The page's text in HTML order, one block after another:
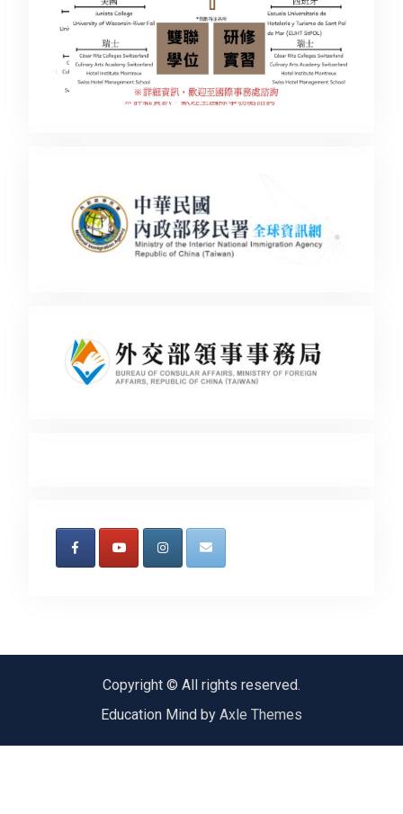
Copyright © All rights reserved.
Education Mind by Axle Themes